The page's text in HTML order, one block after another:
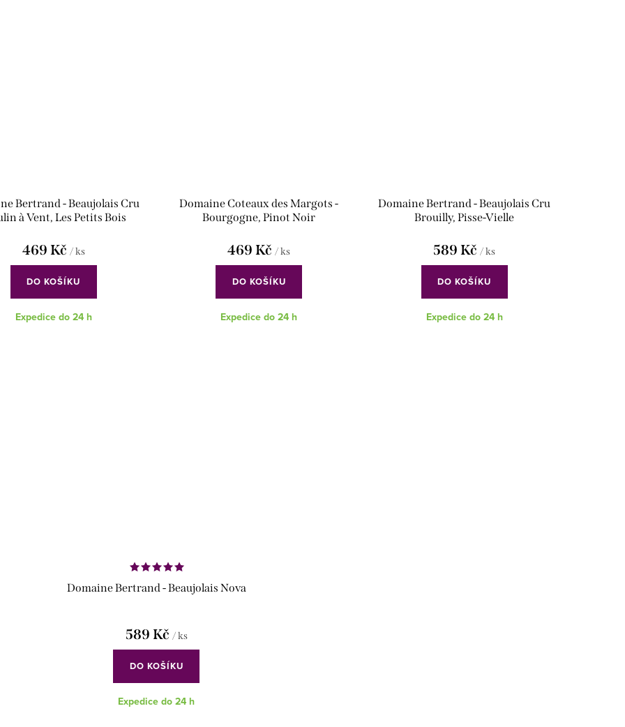
Bertrand - Beaujolais Cru
à Vent, Les Petits Bois
469 Kč / ks
DO KOŠÍKU
Expedice do 24 h
Domaine Coteaux des Margots -
Bourgogne, Pinot Noir
469 Kč/ ks
DO KOŠÍKU
Expedice do 24 h
Domaine Bertrand - Beaujolais Cru
Brouilly, Pisse-Vielle
589 Kč/ ks
DO KOŠÍKU
Expedice do 24 h
Domaine Bertrand - Beaujolais Nova
589 Kč / ks
DO KOŠÍKU
Expedice do 24 h